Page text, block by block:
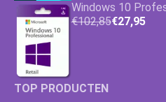
Windows 10
€102,85€27,95
TOP PRODUCTEN